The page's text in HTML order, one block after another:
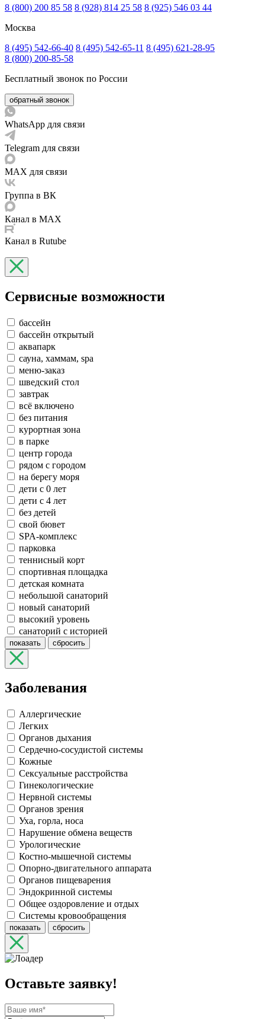
8 (800) 200 85 58 8 (928) 814 25 58 8 (925) 546 03 44
Москва
8 (495) 542-66-40 8 (495) 542-65-11 8 (495) 621-28-95
8 (800) 200-85-58
Бесплатный звонок по России
обратный звонок
WhatsApp для связи
Telegram для связи
MAX для связи
Группа в ВК
Канал в MAX
Канал в Rutube
Сервисные возможности
бассейн
бассейн открытый
аквапарк
сауна, хаммам, spa
меню-заказ
шведский стол
завтрак
всё включено
без питания
курортная зона
в парке
центр города
рядом с городом
на берегу моря
дети с 0 лет
дети с 4 лет
без детей
свой бювет
SPA-комплекс
парковка
теннисный корт
спортивная площадка
детская комната
небольшой санаторий
новый санаторий
высокий уровень
санаторий с историей
показать сбросить
Заболевания
Аллергические
Легких
Органов дыхания
Сердечно-сосудистой системы
Кожные
Сексуальные расстройства
Гинекологические
Нервной системы
Органов зрения
Уха, горла, носа
Нарушение обмена веществ
Урологические
Костно-мышечной системы
Опорно-двигательного аппарата
Органов пищеварения
Эндокринной системы
Общее оздоровление и отдых
Системы кровообращения
показать сбросить
Оставьте заявку!